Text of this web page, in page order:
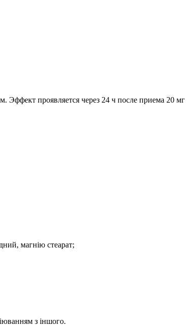
Эффект проявляется через 24 ч после приема 20 мг
магнію стеарат;
з іншого.